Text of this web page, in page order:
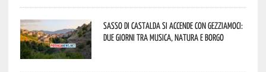
Sasso di Castalda si accende con Gezziamoci:
due giorni tra musica, natura e borgo